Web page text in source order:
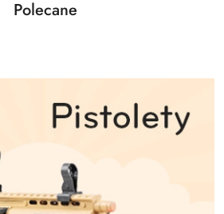
Polecane